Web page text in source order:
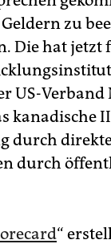
zu
Die hat jetzt
US-Verband
durch
durch
“